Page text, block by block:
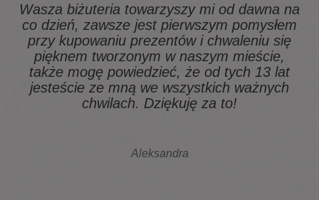
Wasza biżuteria towarzyszy mi od dawna na
co dzień, zawsze jest pierwszym pomysłem
przy kupowaniu prezentów i chwaleniu się
pięknem tworzonym w naszym mieście,
także mogę powiedzieć, że od tych 13 lat
jesteście ze mną we wszystkich ważnych
chwilach. Dziękuję za to!
Aleksandra